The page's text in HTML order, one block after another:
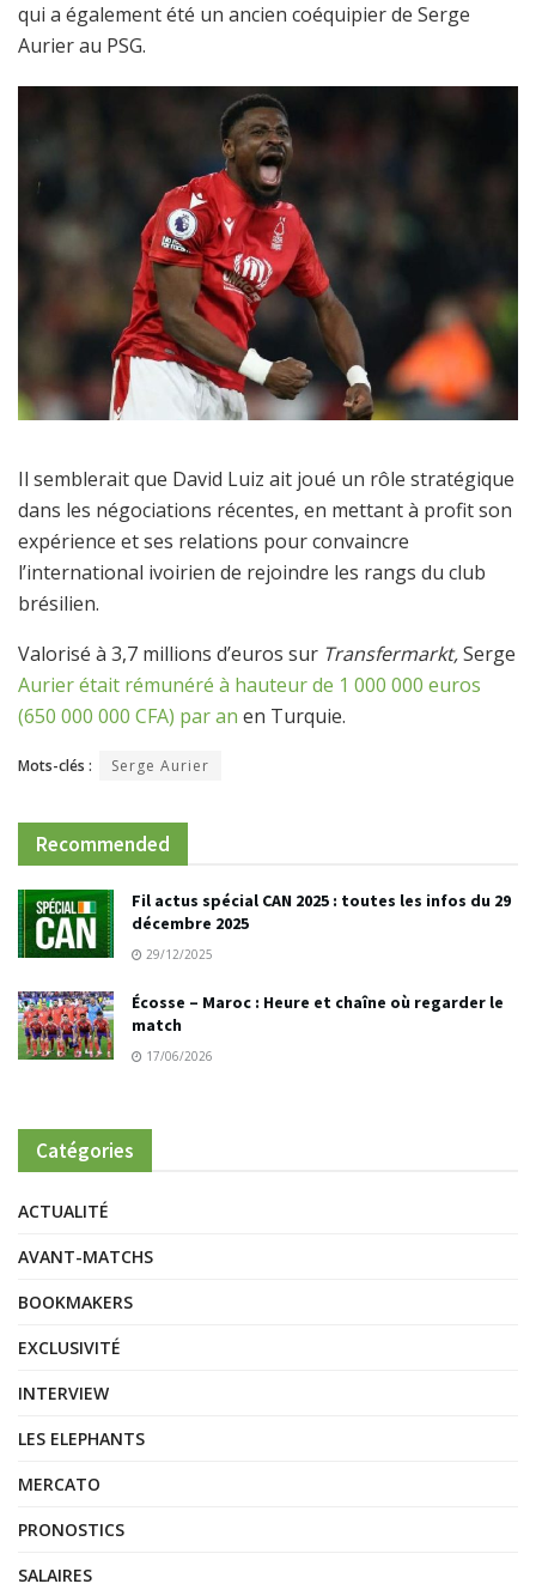
qui a également été un ancien coéquipier de Serge
Aurier au PSG.
Il semblerait que David Luiz ait joué un rôle stratégique
dans les négociations récentes, en mettant à profit son
expérience et ses relations pour convaincre
l’international ivoirien de rejoindre les rangs du club
brésilien.
Valorisé à 3,7 millions d’euros sur Transfermarkt,Serge
Aurier était rémunéré à hauteur de 1 000 000 euros
(650 000 000 CFA) par an en Turquie.
Mots-clés : Serge Aurier
Recommended
Fil actus spécial CAN 2025 : toutes les infos du 29
décembre 2025
29/12/2025
Écosse – Maroc : Heure et chaîne où regarder le
match
17/06/2026
Catégories
ACTUALITÉ
AVANT-MATCHS
BOOKMAKERS
EXCLUSIVITÉ
INTERVIEW
LES ELEPHANTS
MERCATO
PRONOSTICS
SALAIRES